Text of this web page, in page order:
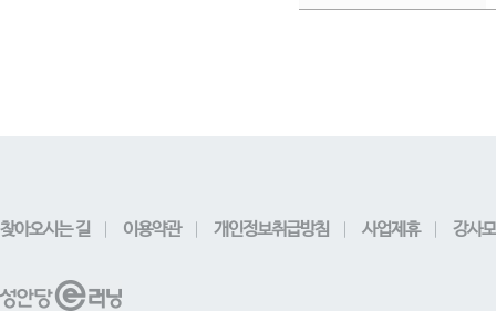
찾아오시는 길 이용약관 개인정보취급방침 사업제휴 강사